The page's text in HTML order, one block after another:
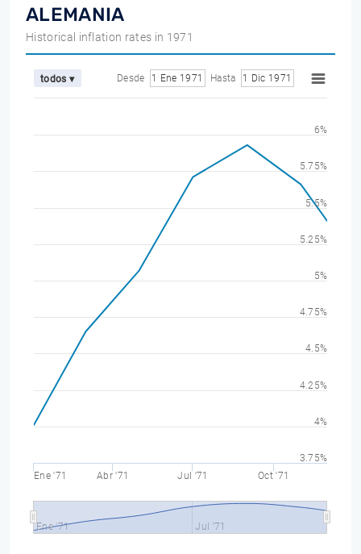
ALEMANIA
Historical inflation rates in 1971
todos ▾ Desde 1 Ene 1971 Hasta 1 Dic 1971
Ene '71 Abr '71 Jul '71 Oct '71
Ene '71 Jul '71
3.75%
4%
4.25%
4.5%
4.75%
5%
5.25%
5.5%
5.75%
6%